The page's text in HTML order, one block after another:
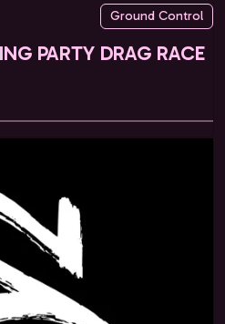
Ground Control
PARTY DRAG RACE